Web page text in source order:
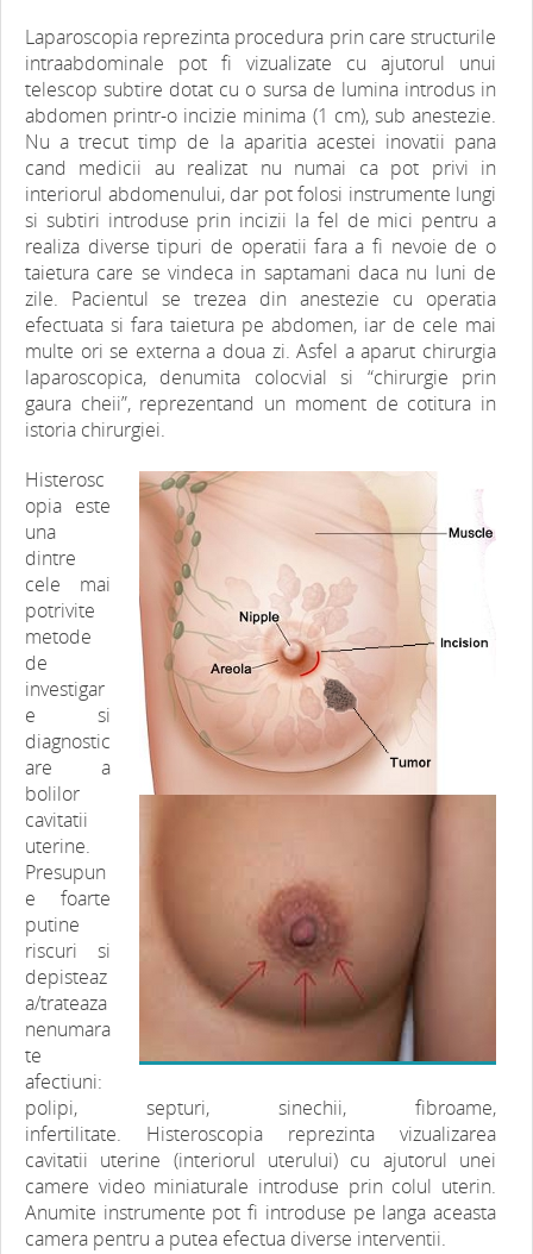
Laparoscopia reprezinta procedura prin care structurile
intraabdominale pot fi vizualizate cu ajutorul unui
telescop subtire dotat cu o sursa de lumina introdus in
abdomen printr-o incizie minima (1 cm), sub anestezie.
Nu a trecut timp de la aparitia acestei inovatii pana
cand medicii au realizat nu numai ca pot privi in
interiorul abdomenului, dar pot folosi instrumente lungi
si subtiri introduse prin incizii la fel de mici pentru a
realiza diverse tipuri de operatii fara a fi nevoie de o
taietura care se vindeca in saptamani daca nu luni de
zile. Pacientul se trezea din anestezie cu operatia
efectuata si fara taietura pe abdomen, iar de cele mai
multe ori se externa a doua zi. Asfel a aparut chirurgia
laparoscopica, denumita colocvial si “chirurgie prin
gaura cheii”, reprezentand un moment de cotitura in
istoria chirurgiei.
Histerosc
opia este
una
dintre
cele mai
potrivite
metode
de
investigar
e si
diagnostic
are a
bolilor
cavitatii
uterine.
Presupun
e foarte
putine
riscuri si
depisteaz
a/trateaza
nenumara
te
afectiuni:
polipi, septuri, sinechii, fibroame,
infertilitate. Histeroscopia reprezinta vizualizarea
cavitatii uterine (interiorul uterului) cu ajutorul unei
camere video miniaturale introduse prin colul uterin.
Anumite instrumente pot fi introduse pe langa aceasta
camera pentru a putea efectua diverse interventii.